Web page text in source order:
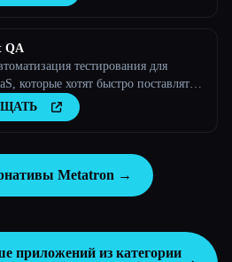
QA
тестирования для
которые хотят быстро поставлять
Metatron →
приложений из категории